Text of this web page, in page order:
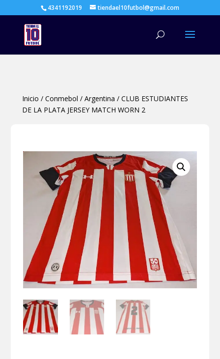
4341192019 tiendael10futbol@gmail.com
Inicio / Conmebol / Argentina / CLUB ESTUDIANTES
DE LA PLATA JERSEY MATCH WORN 2